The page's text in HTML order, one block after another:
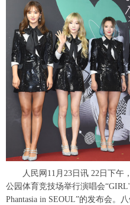
旅游 健康
金融 公益
富媒体 摄影
新华电视中文
人民网11月23日讯 22日下午
公园体育竞技场举行演唱会
Phantasia in SEOUL”的发布会。